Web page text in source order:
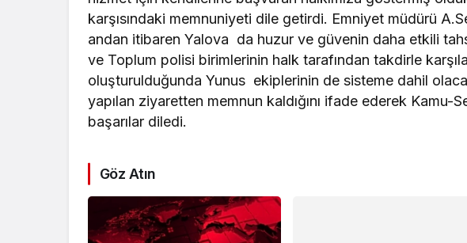
karşısındaki memnuniyeti dile getirdi. Emniyet müdürü
andan itibaren Yalova da huzur ve güvenin daha etkili
ve Toplum polisi birimlerinin halk tarafından takdirle
oluşturulduğunda Yunus ekiplerinin de sisteme dahil
yapılan ziyaretten memnun kaldığını ifade ederek Kamu-
başarılar diledi.
Göz Atın